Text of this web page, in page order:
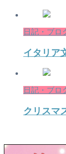
日記・ブロ
イタリア
日記・ブロ
クリスマ